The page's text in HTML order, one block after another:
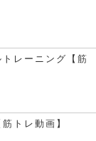
レーニング【筋
トレ動画】